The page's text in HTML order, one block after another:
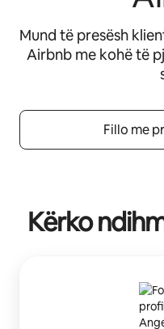
Mund të presësh
Airbnb me kohë të
Fillo me
Kërko